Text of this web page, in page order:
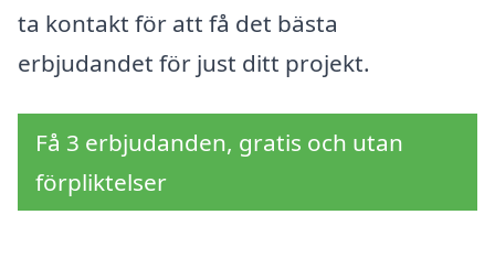
ta kontakt för att få det bästa
erbjudandet för just ditt projekt.
Få 3 erbjudanden, gratis och utan
förpliktelser